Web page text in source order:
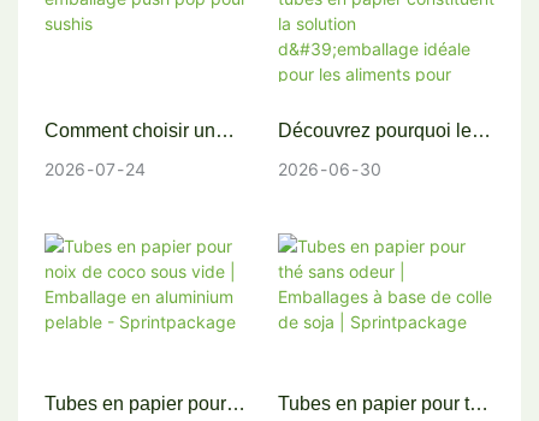
café ? Guide complet
et résultats des tests de
durée de conservation.
Comment choisir un
emballage push pop
2026 07 24
Découvrez pourquoi les
tubes en papier
les aliments pour chiens
2026 06 30
Tubes en papier pour
Tubes en papier pour thé